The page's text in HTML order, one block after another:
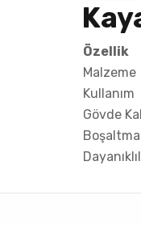
Özellik
Malzeme
Kullanım
Gövde
Boşaltma